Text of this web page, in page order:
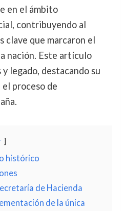
en el ámbito
contribuyendo al
clave que marcaron el
nación. Este artículo
legado, destacando su
proceso de
histórico
de Hacienda
de la única